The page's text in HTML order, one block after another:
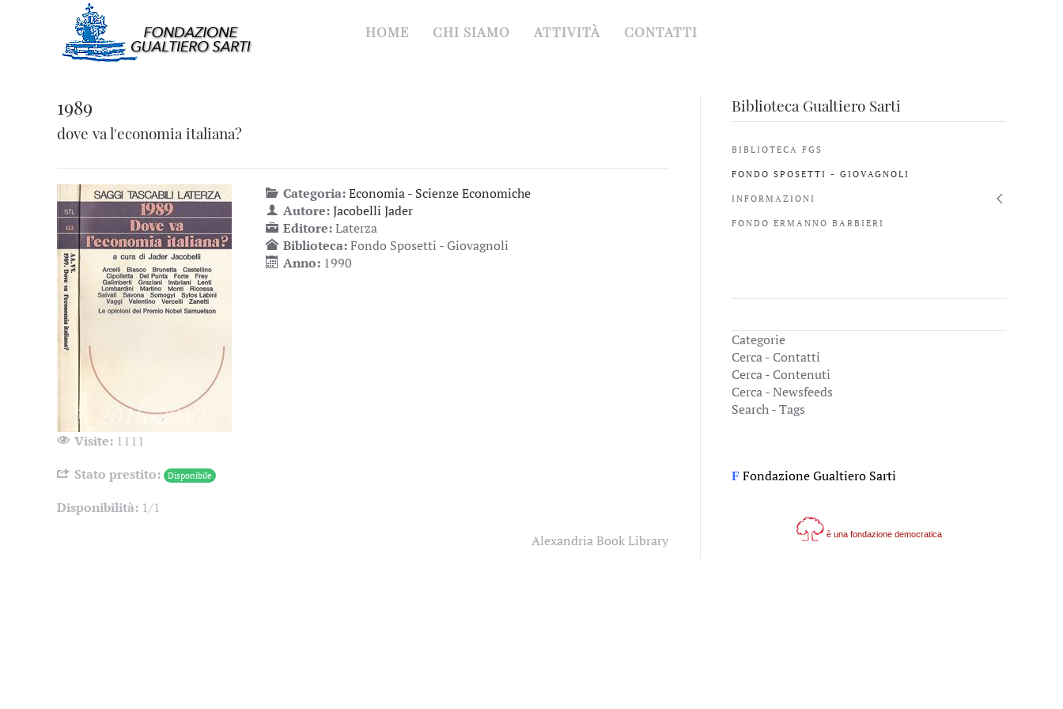
HOME CHI SIAMO ATTIVITÀ CONTATTI
1989
dove va l'economia italiana?
Categoria:Economia - Scienze Economiche
Autore:Jacobelli Jader
Editore:Laterza
Biblioteca:Fondo Sposetti - Giovagnoli
Anno: 1990
Visite: 1111
Stato prestito:
Disponibile
Disponibilità: 1/1
Alexandria Book Library
Biblioteca Gualtiero Sarti
BIBLIOTECA FGS
FONDO SPOSETTI - GIOVAGNOLI
INFORMAZIONI
FONDO ERMANNO BARBIERI
Categorie
Cerca - Contatti
Cerca - Contenuti
Cerca - Newsfeeds
Search - Tags
F Fondazione Gualtiero Sarti
è una fondazione democratica